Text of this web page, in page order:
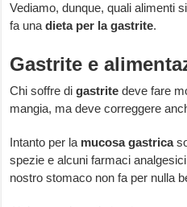
Vediamo, dunque, quali alimenti
fa unadieta per la gastrite.
Gastrite e
Chi soffre digastrite deve fare
mangia, ma deve correggere
Intanto per la mucosa gastrica
spezie e alcuni farmaci
nostro stomaco non fa per nulla